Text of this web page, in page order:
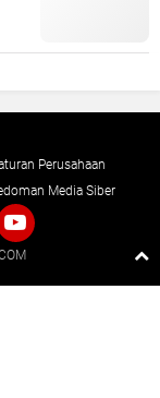
Perusahaan
Media Siber
Raushan